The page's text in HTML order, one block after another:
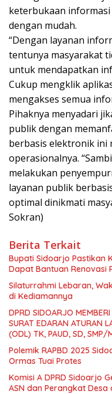
keterbukaan
dengan mudah.
“Dengan layanan
tentunya masyarakat
untuk mendapatkan
Cukup mengklik
mengakses semua
Pihaknya menyadari
publik dengan
berbasis elektronik ini
operasionalnya.
melakukan
layanan publik
optimal dinikmati
Sokran)
Berita Terkait
Bupati Sidoarjo Pastikan
Dapat Bantuan Renovasi
Silaturrahmi Lebaran,
di Kediamannya
DPRD SIDOARJO
SURAT EDARAN ATURAN
(ODL) TK, PAUD, SD, SMP/
Polemik RAPBD 2025
Ormas Tuai Protes
Komisi A DPRD Sidoarjo
ASN dan Perangkat